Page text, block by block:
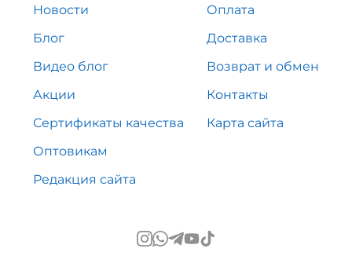
Новости
Блог
Видео блог
Акции
Сертификаты качества
Оптовикам
Редакция сайта
Оплата
Доставка
Возврат и обмен
Контакты
Карта сайта